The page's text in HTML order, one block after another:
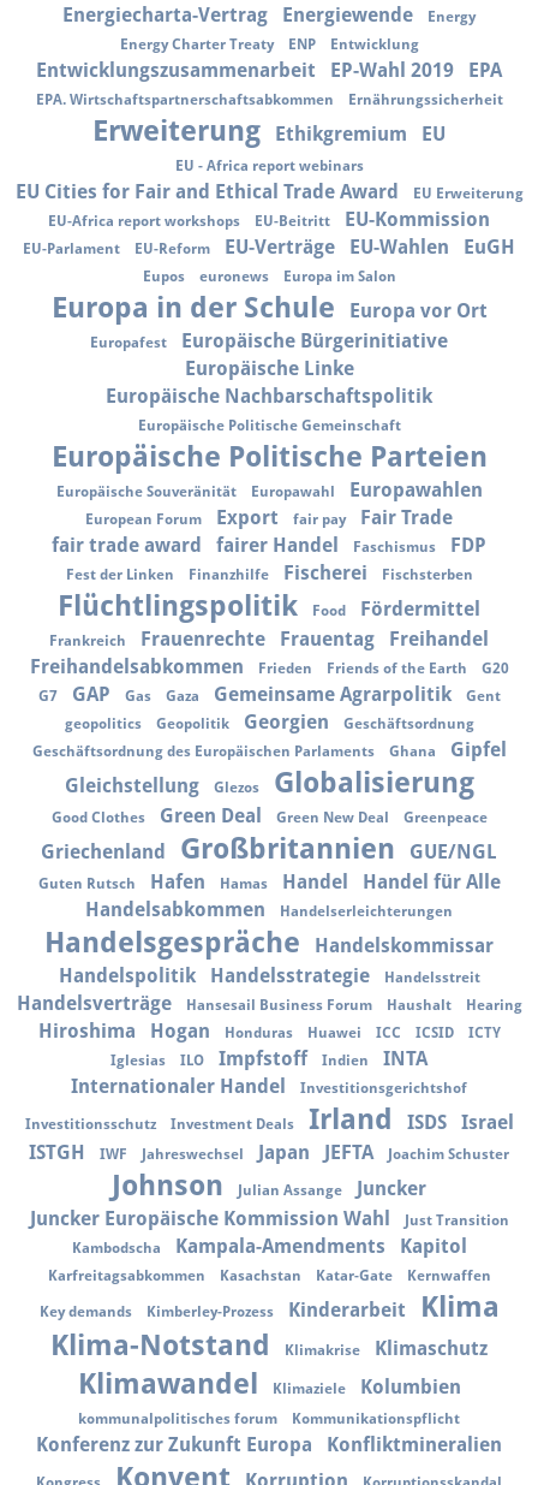
Energiecharta-Vertrag
Energiewende
Energy
Energy Charter Treaty
ENP Entwicklung
Entwicklungszusammenarbeit EP-Wahl 2019 EPA
EPA. Wirtschaftspartnerschaftsabkommen Ernährungssicherheit
Erweiterung Ethikgremium EU
EU - Africa report webinars
EU Cities for Fair and Ethical Trade Award
EU Erweiterung
EU-Africa report workshops
EU-Beitritt EU-Kommission
EU-Parlament EU-Reform EU-Verträge EU-Wahlen EuGH
Eupos euronews Europa im Salon
Europa in der Schule Europa vor Ort
Europafest
Europäische Bürgerinitiative
Europäische Linke
Europäische Nachbarschaftspolitik
Europäische Politische Gemeinschaft
Europäische Politische Parteien
Europäische Souveränität Europawahl Europawahlen
European Forum Export fair pay
Fair Trade
fair trade award
fairer Handel Faschismus FDP
Fest der Linken Finanzhilfe Fischerei Fischsterben
Flüchtlingspolitik Food Fördermittel
Frankreich Frauenrechte Frauentag
Freihandel
Freihandelsabkommen
Frieden Friends of the Earth
G20
G7
GAP Gas Gaza Gemeinsame Agrarpolitik
Gent
geopolitics
Geopolitik Georgien
Geschäftsordnung
Geschäftsordnung des Europäischen Parlaments
Ghana
Gipfel
Gleichstellung
Glezos Globalisierung
Good Clothes Green Deal Green New Deal Greenpeace
Griechenland Großbritannien GUE/NGL
Guten Rutsch Hafen Hamas Handel
Handel für Alle
Handelsabkommen
Handelserleichterungen
Handelsgespräche
Handelskommissar
Handelspolitik
Handelsstrategie Handelsstreit
Handelsverträge Hansesail Business Forum Haushalt Hearing
Hiroshima Hogan Honduras Huawei ICC ICSID
ICTY
Iglesias
ILO Impfstoff Indien
INTA
Internationaler Handel
Investitionsgerichtshof
Investitionsschutz Investment Deals Irland ISDS
Israel
ISTGH
IWF Jahreswechsel Japan JEFTA Joachim Schuster
Johnson Julian Assange
Juncker
Juncker Europäische Kommission Wahl
Just Transition
Kambodscha
Kampala-Amendments Kapitol
Karfreitagsabkommen Kasachstan Katar-Gate Kernwaffen
Key demands Kimberley-Prozess Kinderarbeit
Klima
Klima-Notstand
Klimakrise Klimaschutz
Klimawandel Klimaziele Kolumbien
kommunalpolitisches forum Kommunikationspflicht
Konferenz zur Zukunft Europa Konfliktmineralien
Konvent